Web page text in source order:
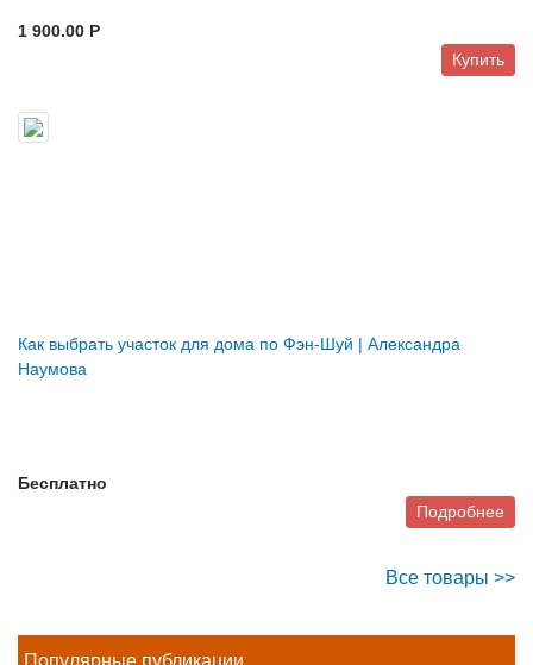
1 900.00 P
Купить
Как выбрать участок для дома по Фэн-Шуй | Александра
Наумова
Бесплатно
Подробнее
Все товары >>
Популярные публикации